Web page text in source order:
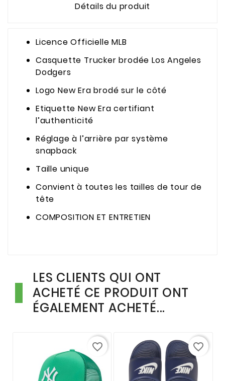
Détails du produit
Licence Officielle MLB
Casquette Trucker brodée Los Angeles
Dodgers
Logo New Era brodé sur le côté
Etiquette New Era certifiant
l’authenticité
Réglage à l’arrière par système
snapback
Taille unique
Convient à toutes les tailles de tour de
tête
COMPOSITION ET ENTRETIEN
LES CLIENTS QUI ONT
ACHETÉ CE PRODUIT ONT
ÉGALEMENT ACHETÉ...
favorite_border favorite_border